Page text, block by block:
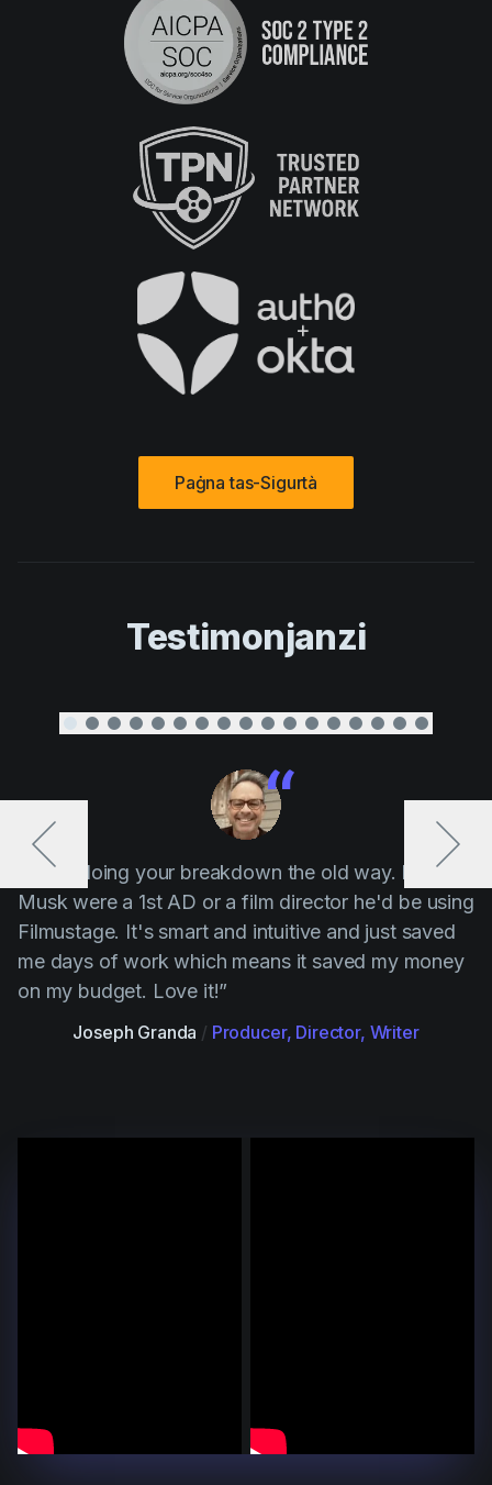
Paġna tas-Sigurtà
Testimonjanzi
“ Stop doing your breakdown the old way. If Elon
Musk were a 1st AD or a film director he'd be using
Filmustage. It's smart and intuitive and just saved
me days of work which means it saved my money
on my budget. Love it!”
Joseph Granda / Producer, Director, Writer